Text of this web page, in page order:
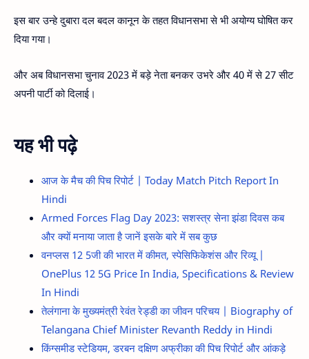
इस बार उन्हे दुबारा दल बदल कानून के तहत विधानसभा से भी अयोग्य घोषित कर
दिया गया।
और अब विधानसभा चुनाव 2023 में बड़े नेता बनकर उभरे और 40 में से 27 सीट
अपनी पार्टी को दिलाई।
यह भी पढ़े
आज के मैच की पिच रिपोर्ट | Today Match Pitch Report In
Hindi
Armed Forces Flag Day 2023: सशस्त्र सेना झंडा दिवस कब
और क्यों मनाया जाता है जानें इसके बारे में सब कुछ
वनप्लस 12 5जी की भारत में कीमत, स्पेसिफिकेशंस और रिव्यू |
OnePlus 12 5G Price In India, Specifications & Review
In Hindi
तेलंगाना के मुख्यमंत्री रेवंत रेड्डी का जीवन परिचय | Biography of
Telangana Chief Minister Revanth Reddy in Hindi
किंग्समीड स्टेडियम, डरबन दक्षिण अफ्रीका की पिच रिपोर्ट और आंकड़े